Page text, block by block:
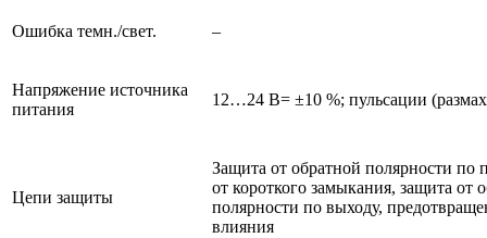
Ошибка темн./свет. –
Напряжение источника
питания
12…24 В= ±10 %; пульсации
Цепи защиты
Защита от обратной полярности по
от короткого замыкания, защита от
полярности по выходу,
влияния